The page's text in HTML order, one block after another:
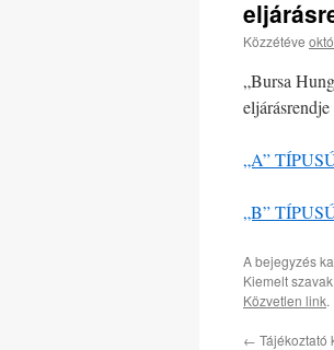
Közzétéve
„Bursa
„A”
„B”
A bejegyzés
Kiemelt
Közvetlen link.
← Tájékoztató